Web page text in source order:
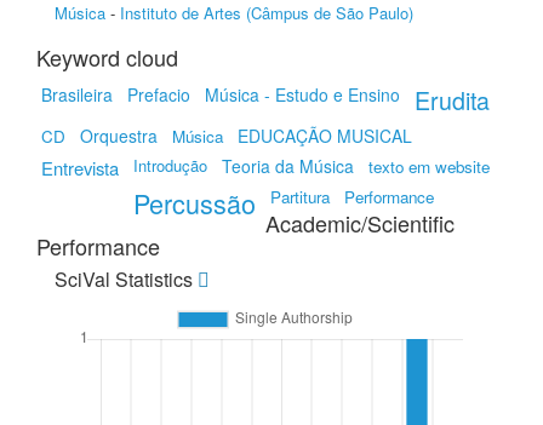
Música - Instituto de Artes (Câmpus de São Paulo)
Keyword cloud
Brasileira Prefacio Música - Estudo e Ensino Erudita
CD Orquestra Música EDUCAÇÃO MUSICAL
Entrevista Introdução Teoria da Música texto em website
Percussão Partitura Performance
Academic/Scientific
Performance
SciVal Statistics